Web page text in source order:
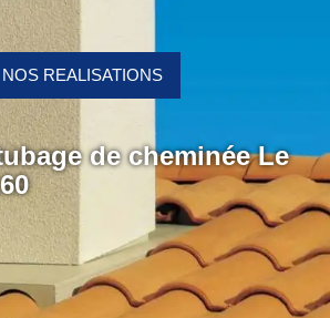
de cheminée Le
NOS REALISATIONS